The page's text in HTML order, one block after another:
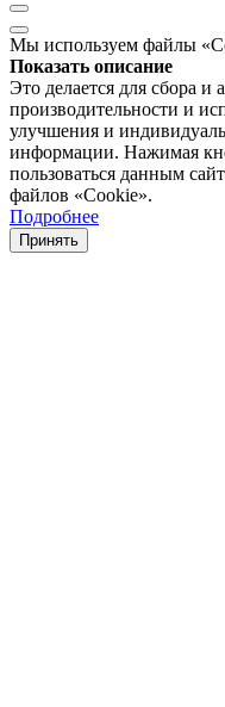
Мы используем файлы
Показать описание
Это делается для сбора
производительности и
улучшения и
информации. Нажимая
пользоваться данным
файлов «Cookie».
Подробнее
Принять